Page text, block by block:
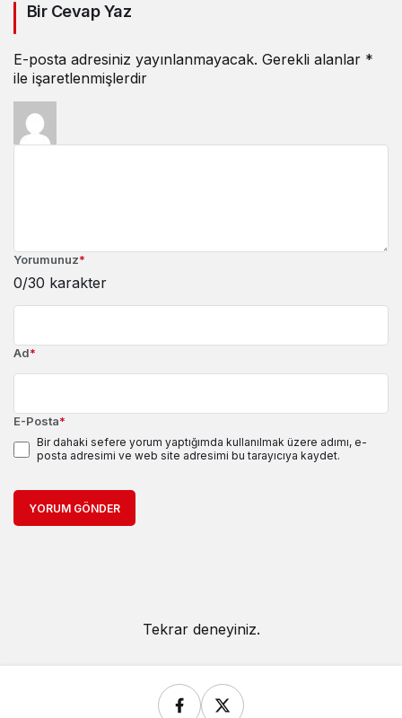
Bir Cevap Yaz
E-posta adresiniz yayınlanmayacak. Gerekli alanlar *
ile işaretlenmişlerdir
Yorumunuz*
0/30 karakter
Ad*
E-Posta*
Bir dahaki sefere yorum yaptığımda kullanılmak üzere adımı, e-
posta adresimi ve web site adresimi bu tarayıcıya kaydet.
YORUM GÖNDER
Tekrar deneyiniz.